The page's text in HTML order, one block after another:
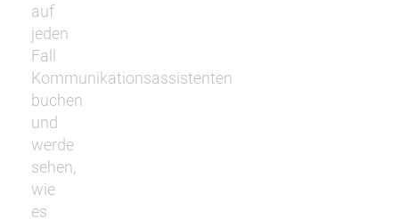
auf
jeden
Fall
Kommunikationsassistenten
buchen
und
werde
sehen,
wie
es